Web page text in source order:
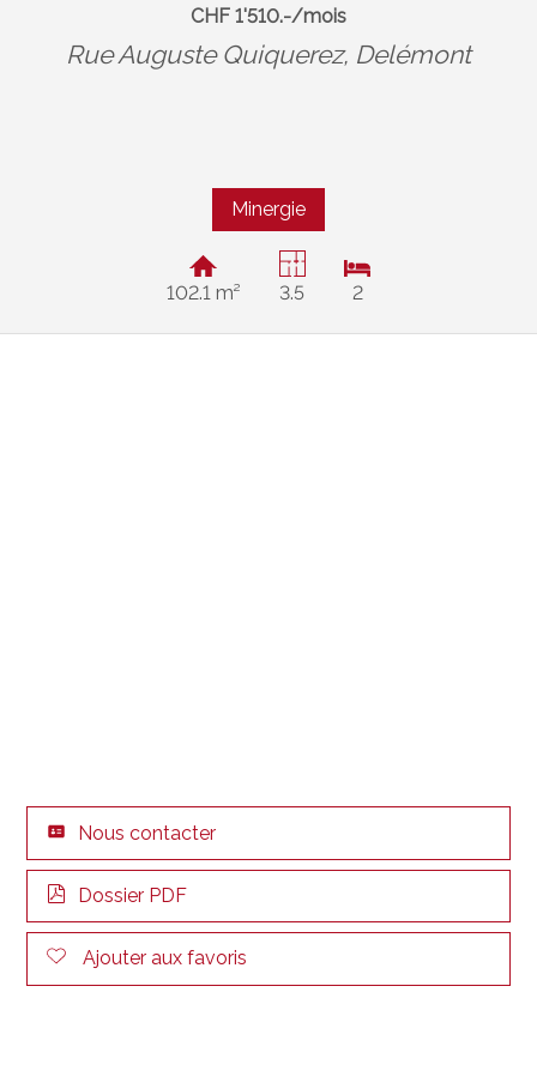
CHF 1'510.-/mois
Rue Auguste Quiquerez, Delémont
Minergie
102.1 m² 3.5 2
Nous contacter
Dossier PDF
Ajouter aux favoris